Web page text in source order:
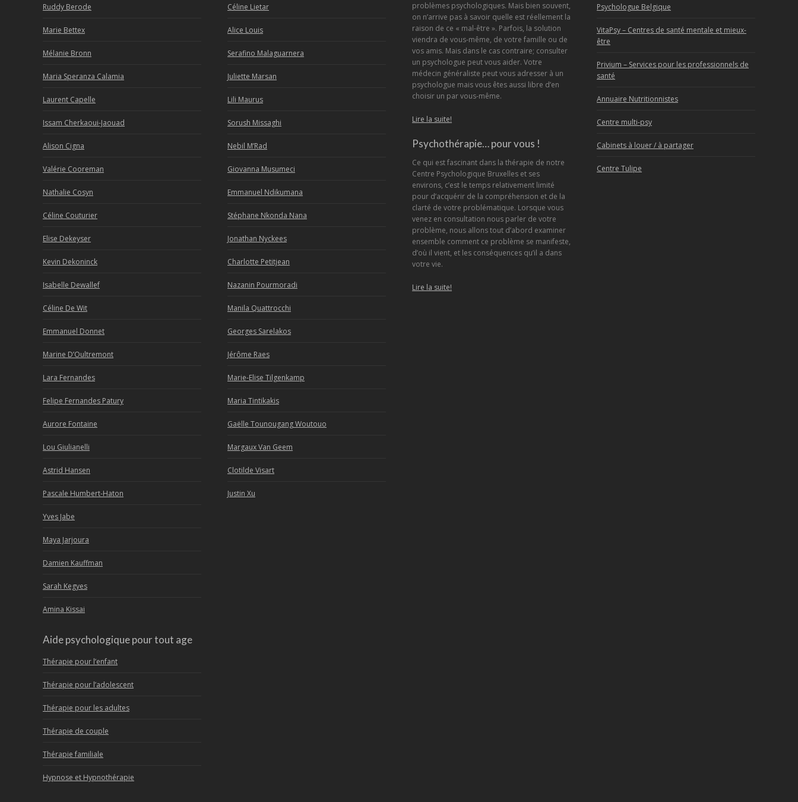
Ruddy Berode
Marie Bettex
Mélanie Bronn
Maria Speranza Calamia
Laurent Capelle
Issam Cherkaoui-Jaouad
Alison Cigna
Valérie Cooreman
Nathalie Cosyn
Céline Couturier
Elise Dekeyser
Kevin Dekoninck
Isabelle Dewallef
Céline De Wit
Emmanuel Donnet
Marine D’Oultremont
Lara Fernandes
Felipe Fernandes Patury
Aurore Fontaine
Lou Giulianelli
Astrid Hansen
Pascale Humbert-Haton
Yves Jabe
Maya Jarjoura
Damien Kauffman
Sarah Kegyes
Amina Kissai
Céline Lietar
Alice Louis
Serafino Malaguarnera
Juliette Marsan
Lili Maurus
Sorush Missaghi
Nebil M’Rad
Giovanna Musumeci
Emmanuel Ndikumana
Stéphane Nkonda Nana
Jonathan Nyckees
Charlotte Petitjean
Nazanin Pourmoradi
Manila Quattrocchi
Georges Sarelakos
Jérôme Raes
Marie-Elise Tilgenkamp
Maria Tintikakis
Gaëlle Tounougang Woutouo
Margaux Van Geem
Clotilde Visart
Justin Xu
problèmes psychologiques. Mais bien souvent,
on n’arrive pas à savoir quelle est réellement la
raison de ce « mal-être ». Parfois, la solution
viendra de vous-même, de votre famille ou de
vos amis. Mais dans le cas contraire; consulter
un psychologue peut vous aider. Votre
médecin généraliste peut vous adresser à un
psychologue mais vous êtes aussi libre d’en
choisir un par vous-même.
Lire la suite!
Psychothérapie… pour vous !
Ce qui est fascinant dans la thérapie de notre
Centre Psychologique Bruxelles et ses
environs, c’est le temps relativement limité
pour d’acquérir de la compréhension et de la
clarté de votre problématique. Lorsque vous
venez en consultation nous parler de votre
problème, nous allons tout d’abord examiner
ensemble comment ce problème se manifeste,
d’où il vient, et les conséquences qu’il a dans
votre vie.
Lire la suite!
Psychologue Belgique
VitaPsy – Centres de santé mentale et mieux-
être
Privium – Services pour les professionnels de
santé
Annuaire Nutritionnistes
Centre multi-psy
Cabinets à louer / à partager
Centre Tulipe
Aide psychologique pour tout age
Thérapie pour l’enfant
Thérapie pour l’adolescent
Thérapie pour les adultes
Thérapie de couple
Thérapie familiale
Hypnose et Hypnothérapie